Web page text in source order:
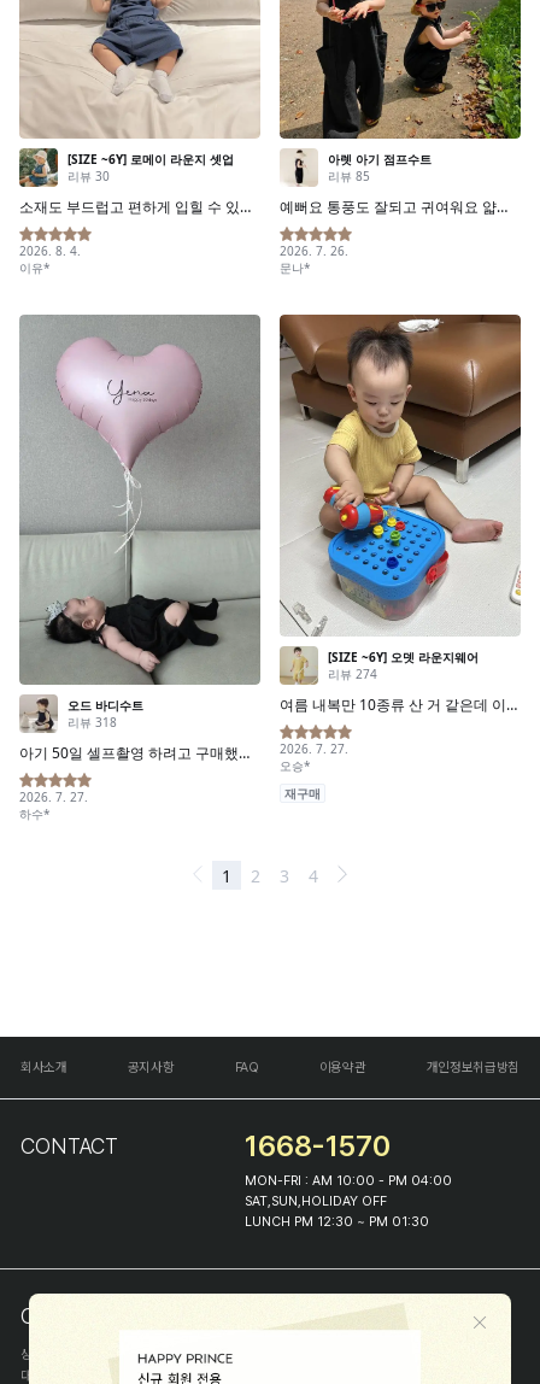
회사소개 공지사항 FAQ 이용약관 개인정보취급방침
CONTACT 1668-1570
MON-FRI : AM 10:00 - PM 04:00
SAT,SUN,HOLIDAY OFF
LUNCH PM 12:30 ~ PM 01:30
COMPANY INFO
상호
(주)해피프린스
대표
이화진